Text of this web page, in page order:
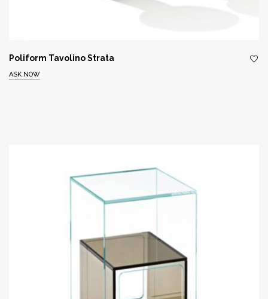
Poliform Tavolino Strata
ASK NOW